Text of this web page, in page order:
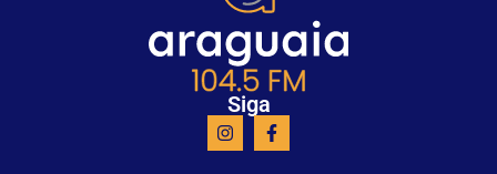
Siga